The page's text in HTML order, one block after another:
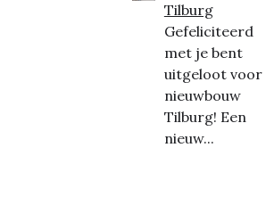
Tilburg
Gefeliciteerd
met je bent
uitgeloot voor
nieuwbouw
Tilburg! Een
nieuw...